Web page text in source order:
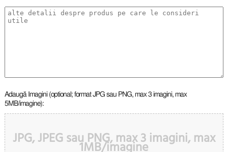
Adaugă Imagini (optional; format JPG sau PNG, max 3 imagini, max
5MB/imagine):
JPG, JPEG sau PNG, max 3 imagini, max
1MB/imagine